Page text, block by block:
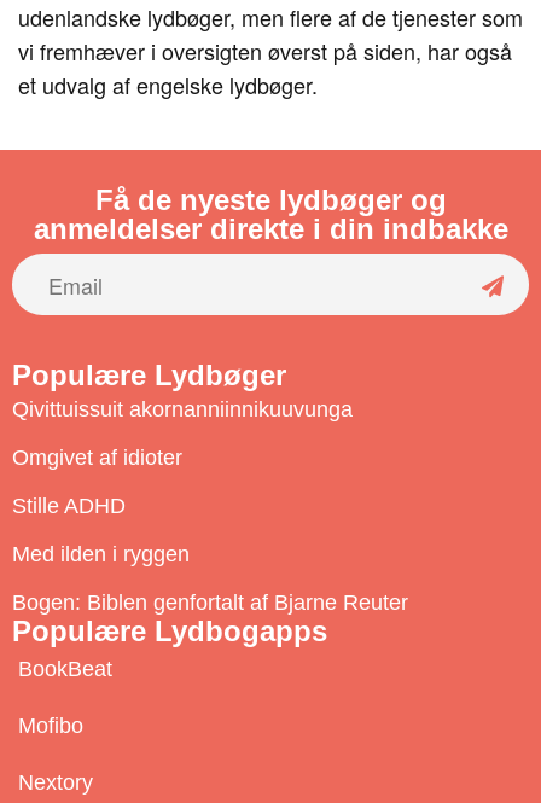
udenlandske lydbøger, men flere af de tjenester som
vi fremhæver i oversigten øverst på siden, har også
et udvalg af engelske lydbøger.
Få de nyeste lydbøger og
anmeldelser direkte i din indbakke
S
Populære Lydbøger
Qivittuissuit akornanniinnikuuvunga
Omgivet af idioter
Stille ADHD
Med ilden i ryggen
Bogen: Biblen genfortalt af Bjarne Reuter
Populære Lydbogapps
BookBeat
Mofibo
Nextory